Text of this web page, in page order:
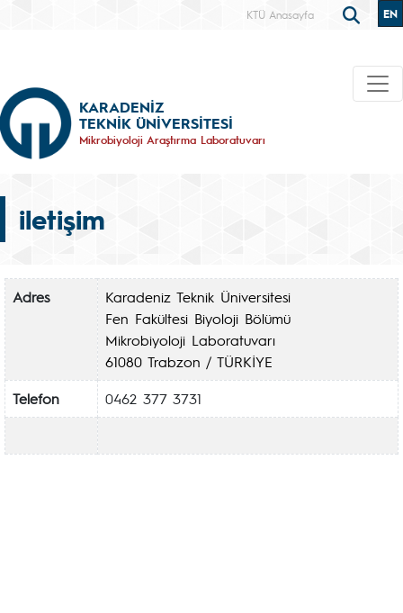
KTÜ Anasayfa EN
KARADENİZ
TEKNİK ÜNİVERSİTESİ
Mikrobiyoloji Araştırma Laboratuvarı
iletişim
Adres
Karadeniz Teknik Üniversitesi
Fen Fakültesi Biyoloji Bölümü
Mikrobiyoloji Laboratuvarı
61080 Trabzon / TÜRKİYE
Telefon
0462 377 3731